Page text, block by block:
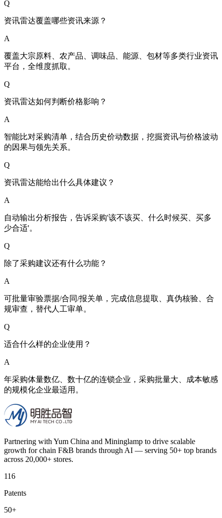
Q
资讯雷达覆盖哪些资讯来源？
A
覆盖大宗原料、农产品、调味品、能源、包材等多类行业资讯
平台，全维度抓取。
Q
资讯雷达如何判断价格影响？
A
智能比对采购清单，结合历史价动数据，挖掘资讯与价格波动
的因果与领先关系。
Q
资讯雷达能给出什么具体建议？
A
自动输出分析报告，告诉采购'该不该买、什么时候买、买多
少合适'。
Q
除了采购建议还有什么功能？
A
可批量审验票据/合同/报关单，完成信息提取、真伪核验、合
规审查，替代人工审单。
Q
适合什么样的企业使用？
A
年采购体量数亿、数十亿的连锁企业，采购批量大、成本敏感
的规模化企业最适用。
Partnering with Yum China and Mininglamp to drive scalable
growth for chain F&B brands through AI — serving 50+ top brands
across 20,000+ stores.
116
Patents
50+